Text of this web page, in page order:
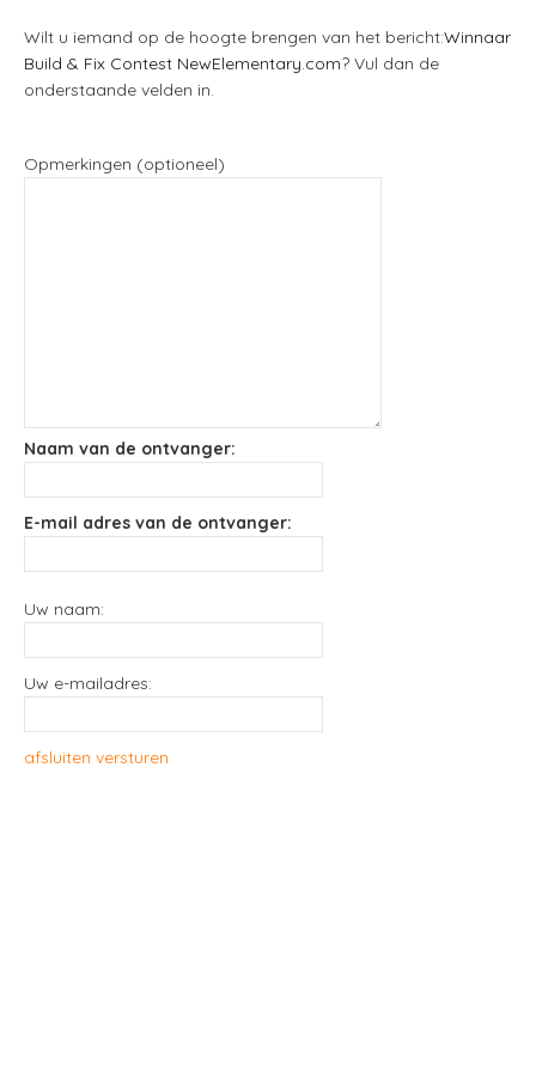
Wilt u iemand op de hoogte brengen van het bericht:Winnaar
Build & Fix Contest NewElementary.com? Vul dan de
onderstaande velden in.
Opmerkingen (optioneel)
Naam van de ontvanger:
E-mail adres van de ontvanger:
Uw naam:
Uw e-mailadres:
afsluiten versturen